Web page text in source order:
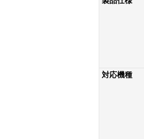
対応機種